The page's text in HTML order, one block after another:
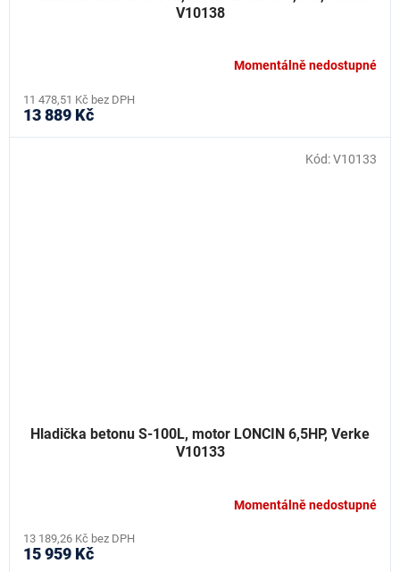
V10138
Momentálně nedostupné
11 478,51 Kč bez DPH
13 889 Kč
Hladička betonu S-100L, motor LONCIN 6,5HP, Verke
V10133
Momentálně nedostupné
13 189,26 Kč bez DPH
15 959 Kč
Kód:V10133